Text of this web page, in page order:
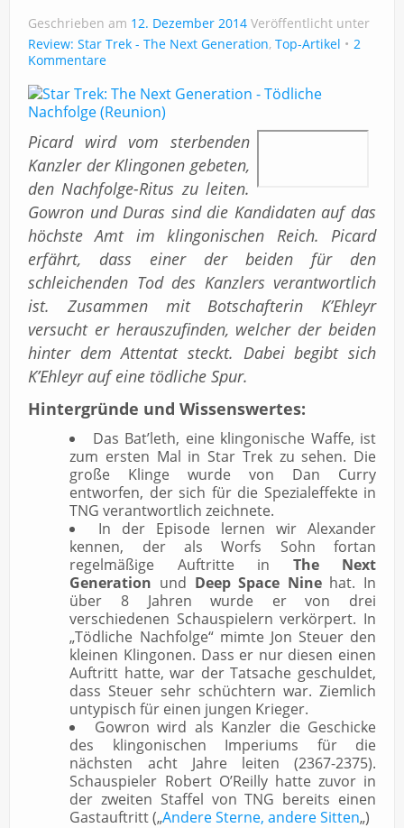
Geschrieben am 12. Dezember 2014 Veröffentlicht unter
Review: Star Trek - The Next Generation, Top-Artikel
2
Kommentare
Picard wird vom sterbenden
Kanzler der Klingonen gebeten,
den Nachfolge-Ritus zu leiten.
Gowron und Duras sind die Kandidaten auf das
höchste Amt im klingonischen Reich. Picard
erfährt, dass einer der beiden für den
schleichenden Tod des Kanzlers verantwortlich
ist. Zusammen mit Botschafterin K’Ehleyr
versucht er herauszufinden, welcher der beiden
hinter dem Attentat steckt. Dabei begibt sich
K’Ehleyr auf eine tödliche Spur.
Hintergründe und Wissenswertes:
Das Bat’leth, eine klingonische Waffe, ist
zum ersten Mal in Star Trek zu sehen. Die
große Klinge wurde von Dan Curry
entworfen, der sich für die Spezialeffekte in
TNG verantwortlich zeichnete.
In der Episode lernen wir Alexander
kennen, der als Worfs Sohn fortan
regelmäßige Auftritte in The Next
Generation und Deep Space Ninehat. In
über 8 Jahren wurde er von drei
verschiedenen Schauspielern verkörpert. In
„Tödliche Nachfolge“ mimte Jon Steuer den
kleinen Klingonen. Dass er nur diesen einen
Auftritt hatte, war der Tatsache geschuldet,
dass Steuer sehr schüchtern war. Ziemlich
untypisch für einen jungen Krieger.
Gowron wird als Kanzler die Geschicke
des klingonischen Imperiums für die
nächsten acht Jahre leiten (2367-2375).
Schauspieler Robert O’Reilly hatte zuvor in
der zweiten Staffel von TNG bereits einen
Gastauftritt („Andere Sterne, andere Sitten„)